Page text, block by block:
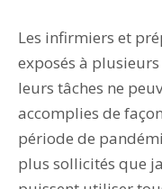
Les infirmiers et
exposés à
leurs tâches ne
accomplies de
période de
plus sollicités que